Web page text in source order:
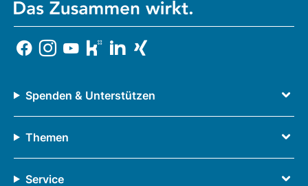
Spenden & Unterstützen
Themen
Service